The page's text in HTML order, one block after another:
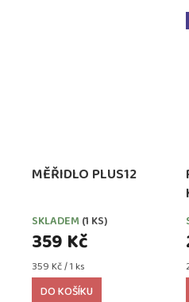
MĚŘIDLO PLUS12
SKLADEM (1 KS)
359 Kč
Měrná
cena:
359 Kč / 1 ks
DO KOŠÍKU